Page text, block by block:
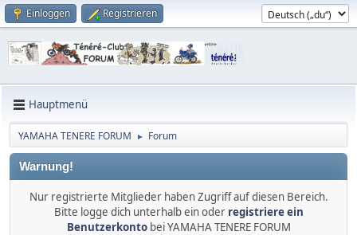
Einloggen Registrieren
Hauptmenü
YAMAHA TENERE FORUM ► Forum
Warnung!
Nur registrierte Mitglieder haben Zugriff auf diesen Bereich.
Bitte logge dich unterhalb ein oder registriere ein
Benutzerkontobei YAMAHA TENERE FORUM